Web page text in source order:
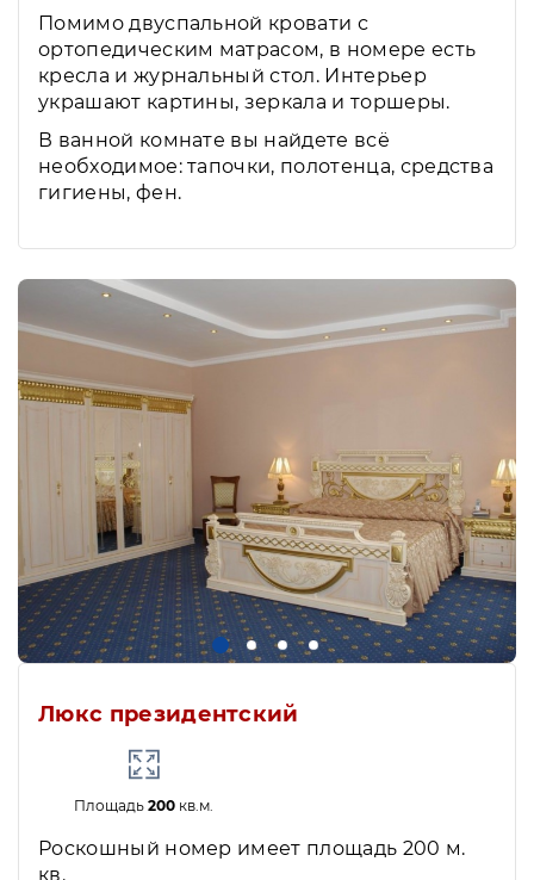
Помимо двуспальной кровати с
ортопедическим матрасом, в номере есть
кресла и журнальный стол. Интерьер
украшают картины, зеркала и торшеры.
В ванной комнате вы найдете всё
необходимое: тапочки, полотенца, средства
гигиены, фен.
Люкс президентский
Площадь200 кв.м.
Роскошный номер имеет площадь 200 м.
кв.